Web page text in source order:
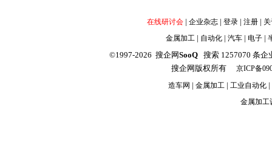
在线研讨会 | 企业杂志 | 登录 | 注册 |
金属加工| 自动化| 汽车| 电子|
©1997-2026 搜企网SooQ搜索 1257070 条企
搜企网版权所有 京ICP备
造车网 | 金属加工 | 工业自动化 |
金属加工